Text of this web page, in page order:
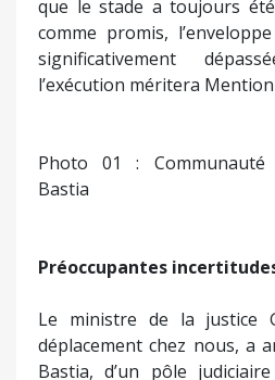
que le stade a toujours
comme promis,
significativement
l’exécution méritera
Photo 01 : Communauté
Bastia
Préoccupantes
Le ministre de la justice
déplacement chez nous, a
Bastia, d’un pôle